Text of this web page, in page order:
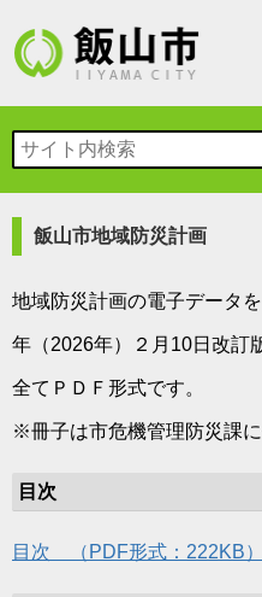
飯山市地域防災計画
地域防災計画の電子データ
年（2026年）２月10日改訂
全てＰＤＦ形式です。
※冊子は市危機管理防災課に
目次
目次 （PDF形式：222KB）